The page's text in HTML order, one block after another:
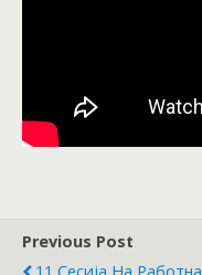
Previous Post